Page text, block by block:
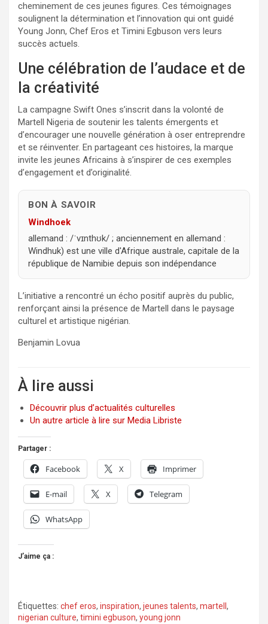
cheminement de ces jeunes figures. Ces témoignages
soulignent la détermination et l’innovation qui ont guidé
Young Jonn, Chef Eros et Timini Egbuson vers leurs
succès actuels.
Une célébration de l’audace et de
la créativité
La campagne Swift Ones s’inscrit dans la volonté de
Martell Nigeria de soutenir les talents émergents et
d’encourager une nouvelle génération à oser entreprendre
et se réinventer. En partageant ces histoires, la marque
invite les jeunes Africains à s’inspirer de ces exemples
d’engagement et d’originalité.
BON À SAVOIR
Windhoek
allemand : /ˈvɪnthʊk/ ; anciennement en allemand :
Windhuk) est une ville d'Afrique australe, capitale de la
république de Namibie depuis son indépendance
L’initiative a rencontré un écho positif auprès du public,
renforçant ainsi la présence de Martell dans le paysage
culturel et artistique nigérian.
Benjamin Lovua
À lire aussi
Découvrir plus d’actualités culturelles
Un autre article à lire sur Media Libriste
Partager :
Facebook X Imprimer
E-mail X Telegram
WhatsApp
J’aime ça :
Étiquettes: chef eros, inspiration, jeunes talents, martell ,
nigerian culture, timini egbuson, young jonn